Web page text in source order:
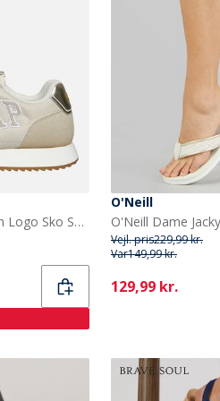
GAP Dame Nashville Arch Logo Sko Sand
O'Neill
Vejl. pris229,99 kr.
Var149,99 kr.
Current
129,99 kr.